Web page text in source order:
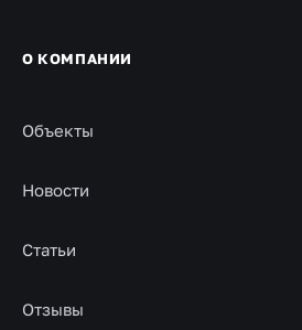
О КОМПАНИИ
Объекты
Новости
Статьи
Отзывы